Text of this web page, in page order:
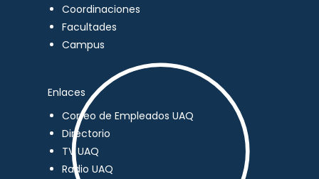
Coordinaciones
Facultades
Campus
Enlaces
Correo de Empleados UAQ
Directorio
TV UAQ
Radio UAQ